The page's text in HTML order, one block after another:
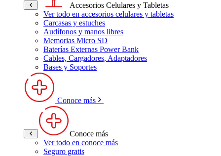
Accesorios Celulares y Tabletas
Ver todo en accesorios celulares y tabletas
Carcasas y estuches
Audífonos y manos libres
Memorias Micro SD
Baterías Externas Power Bank
Cables, Cargadores, Adaptadores
Bases y Soportes
Conoce más
Conoce más
Ver todo en conoce más
Seguro gratis